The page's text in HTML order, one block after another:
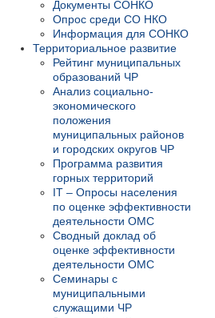
Документы СОНКО
Опрос среди СО НКО
Информация для СОНКО
Территориальное развитие
Рейтинг муниципальных
образований ЧР
Анализ социально-
экономического
положения
муниципальных районов
и городских округов ЧР
Программа развития
горных территорий
IT – Опросы населения
по оценке эффективности
деятельности ОМС
Сводный доклад об
оценке эффективности
деятельности ОМС
Семинары с
муниципальными
служащими ЧР